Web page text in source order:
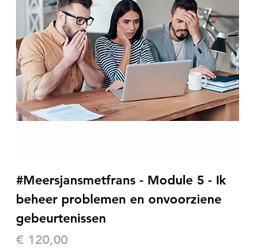
#Meersjansmetfrans - Module 5 - Ik
beheer problemen en onvoorziene
gebeurtenissen
Prijs
€ 120,00